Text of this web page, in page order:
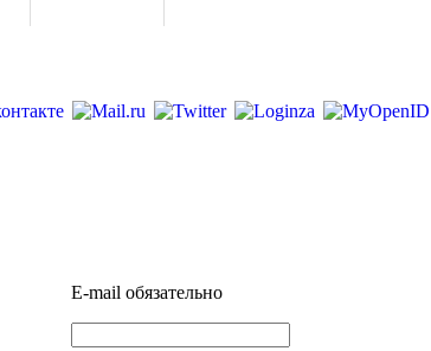
E-mail обязательно